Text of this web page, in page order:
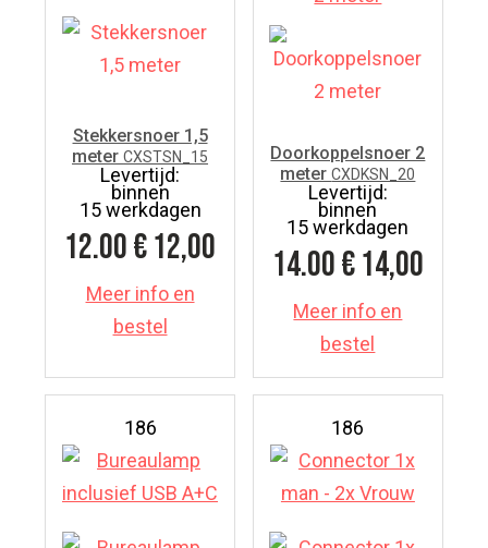
Stekkersnoer 1,5
meterCXSTSN_15
Levertijd:
binnen
15 werkdagen
12.00€ 12,00
Meer info en
bestel
Doorkoppelsnoer 2
meterCXDKSN_20
Levertijd:
binnen
15 werkdagen
14.00€ 14,00
Meer info en
bestel
186 186